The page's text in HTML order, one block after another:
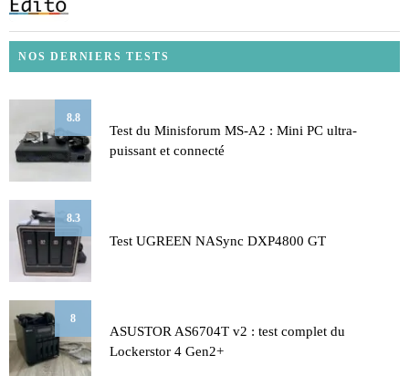
NOS DERNIERS TESTS
8.8
Test du Minisforum MS-A2 : Mini PC ultra-
puissant et connecté
8.3
Test UGREEN NASync DXP4800 GT
8
ASUSTOR AS6704T v2 : test complet du
Lockerstor 4 Gen2+